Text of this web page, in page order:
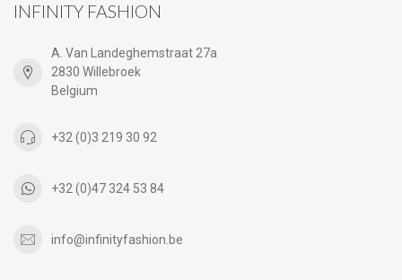
INFINITY FASHION
A. Van Landeghemstraat 27a
2830 Willebroek
Belgium
+32 (0)3 219 30 92
+32 (0)47 324 53 84
info@infinityfashion.be